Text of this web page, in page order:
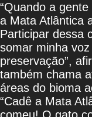
“Quando a
a Mata Atlântica
Participar dessa
somar minha
preservação”,
também chama
áreas do bioma
“Cadê a Mata